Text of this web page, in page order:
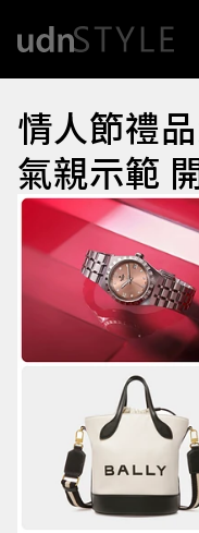
情人節禮
氣親示範